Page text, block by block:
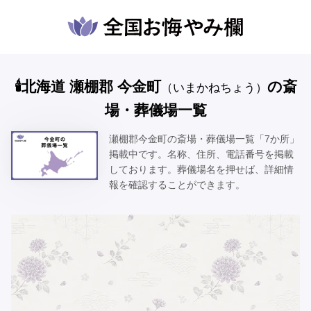
🕯️北海道 瀬棚郡 今金町 （いまかねちょう） の斎
場・葬儀場一覧
瀬棚郡今金町の斎場・葬儀場一覧「7か所」
掲載中です。名称、住所、電話番号を掲載
しております。葬儀場名を押せば、詳細情
報を確認することができます。